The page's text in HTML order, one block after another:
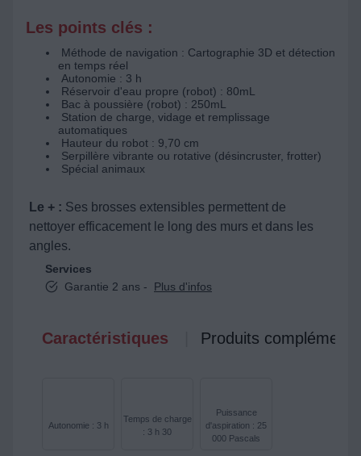
Les points clés :
Méthode de navigation : Cartographie 3D et détection
en temps réel
Autonomie : 3 h
Réservoir d'eau propre (robot) : 80mL
Bac à poussière (robot) : 250mL
Station de charge, vidage et remplissage
automatiques
Hauteur du robot : 9,70 cm
Serpillère vibrante ou rotative (désincruster, frotter)
Spécial animaux
Le + : Ses brosses extensibles permettent de
nettoyer efficacement le long des murs et dans les
angles.
Services
Garantie 2 ans -
Plus d'infos
Caractéristiques Produits
Autonomie : 3 h
Temps de charge
: 3 h 30
Puissance
d'aspiration : 25
000 Pascals